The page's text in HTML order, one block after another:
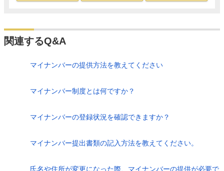
関連するQ&A
マイナンバーの提供方法を教えてください
マイナンバー制度とは何ですか？
マイナンバーの登録状況を確認できますか？
マイナンバー提出書類の記入方法を教えてください。
氏名や住所が変更になった際、マイナンバーの提供が必要で